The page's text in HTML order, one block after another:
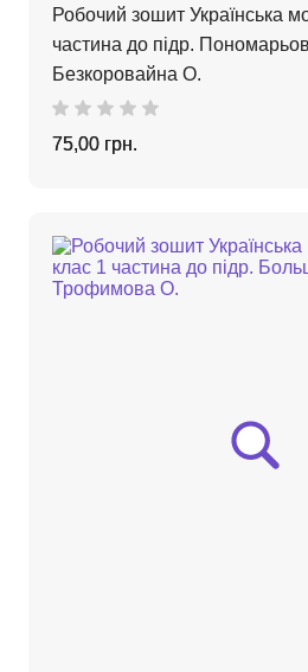
Робочий зошит Українська
частина до підр.
Безкоровайна О.
75,00 грн.